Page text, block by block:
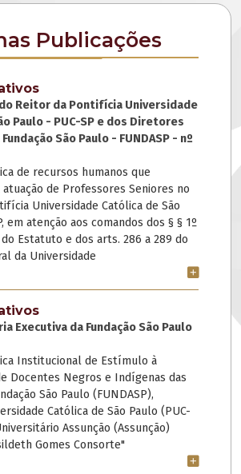
Publicações
Reitor da Pontifícia Universidade
Paulo - PUC-SP e dos Diretores
São Paulo - FUNDASP - nº
de recursos humanos que
de Professores Seniores no
Universidade Católica de São
em atenção aos comandos dos § § 1º
Estatuto e dos arts. 286 a 289 do
da Universidade
Executiva da Fundação São Paulo
Institucional de Estímulo à
Docentes Negros e Indígenas das
São Paulo (FUNDASP),
Católica de São Paulo (PUC-
Assunção (Assunção)
Gomes Consorte"